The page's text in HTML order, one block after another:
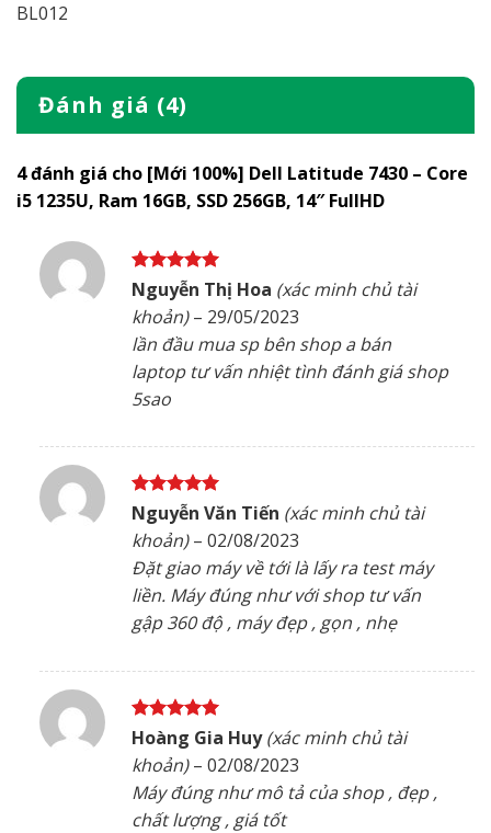
BL012
Đánh giá (4)
4 đánh giá cho [Mới 100%] Dell Latitude 7430 – Core
i5 1235U, Ram 16GB, SSD 256GB, 14″ FullHD
Được xếp
hạng5 5
sao
Nguyễn Thị Hoa (xác minh chủ tài
khoản) – 29/05/2023
lần đầu mua sp bên shop a bán
laptop tư vấn nhiệt tình đánh giá shop
5sao
Được xếp
hạng5 5
sao
Nguyễn Văn Tiến (xác minh chủ tài
khoản) – 02/08/2023
Đặt giao máy về tới là lấy ra test máy
liền. Máy đúng như với shop tư vấn
gập 360 độ , máy đẹp , gọn , nhẹ
Được xếp
55
sao
Hoàng Gia Huy(xác minh chủ tài
khoản) – 02/08/2023
Máy đúng như mô tả của shop , đẹp ,
chất lượng , giá tốt